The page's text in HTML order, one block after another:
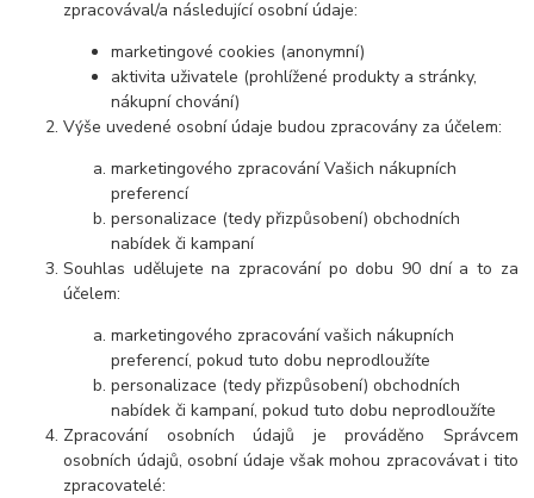
zpracovával/a následující osobní údaje:
marketingové cookies (anonymní)
aktivita uživatele (prohlížené produkty a stránky,
nákupní chování)
Výše uvedené osobní údaje budou zpracovány za účelem:
marketingového zpracování Vašich nákupních
preferencí
personalizace (tedy přizpůsobení) obchodních
nabídek či kampaní
Souhlas udělujete na zpracování po dobu 90 dní a to za
účelem:
marketingového zpracování vašich nákupních
preferencí, pokud tuto dobu neprodloužíte
personalizace (tedy přizpůsobení) obchodních
nabídek či kampaní, pokud tuto dobu neprodloužíte
Zpracování osobních údajů je prováděno Správcem
osobních údajů, osobní údaje však mohou zpracovávat i tito
zpracovatelé: